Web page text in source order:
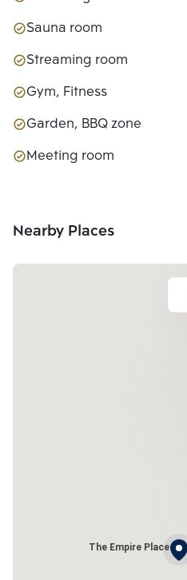
Sauna room
Streaming room
Gym, Fitness
Garden, BBQ zone
Meeting room
Nearby Places
The Empire Place